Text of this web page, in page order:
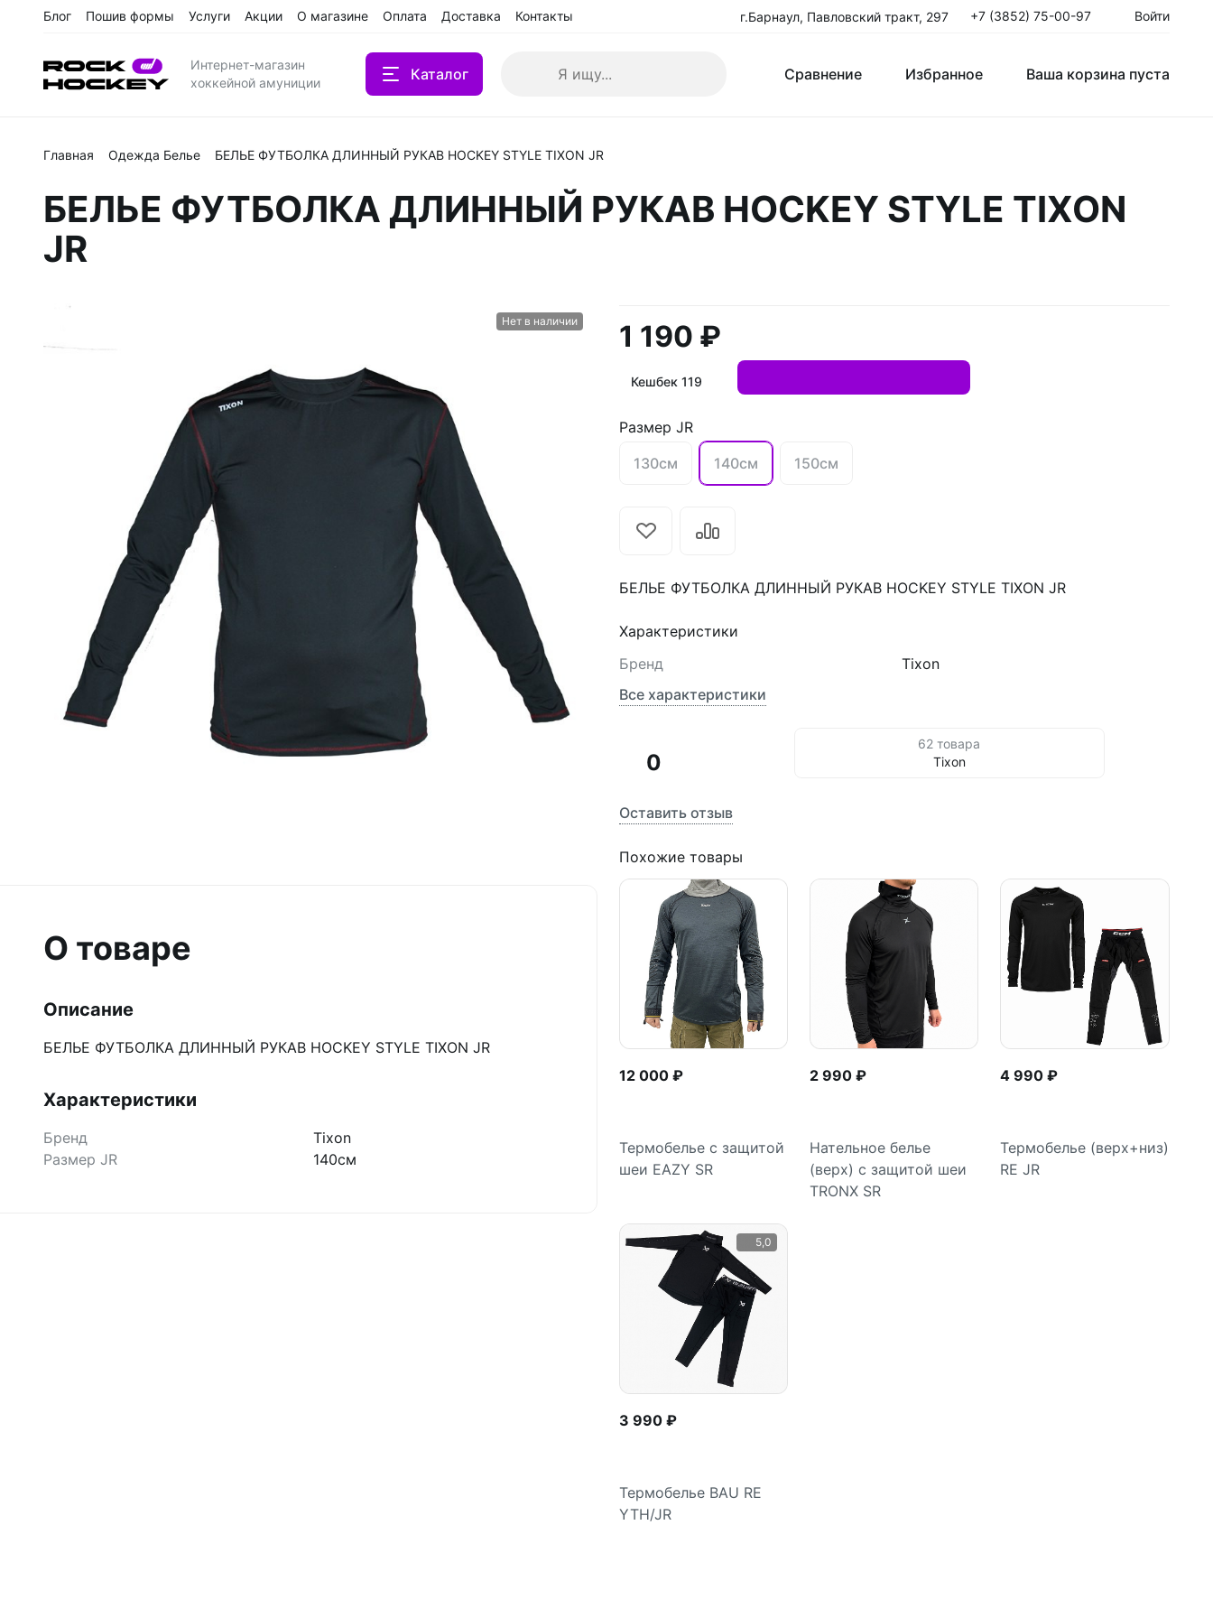
Блог Пошив формы Услуги Акции О магазине Оплата Доставка Контакты г.Барнаул, Павловский тракт, 297 +7 (3852) 75-00-97 Войти
Интернет-магазин
хоккейной амуниции
Каталог Сравнение Избранное Ваша корзина пуста
Вратарские клюшки
Клюшки БУ Клюшки переходные INT Крюки
Главная Одежда Белье БЕЛЬЕ ФУТБОЛКА ДЛИННЫЙ РУКАВ HOCKEY STYLE TIXON JR
БЕЛЬЕ ФУТБОЛКА ДЛИННЫЙ РУКАВ HOCKEY STYLE TIXON
JR
Нет в наличии 1 190 ₽
Кешбек 119
Размер JR
130см
140см 150см
БЕЛЬЕ ФУТБОЛКА ДЛИННЫЙ РУКАВ HOCKEY STYLE TIXON JR
Характеристики
Бренд
Tixon
Все характеристики
0
Оставить отзыв
62 товара
Tixon
Похожие товары
12 000 ₽
Термобелье с защитой
шеи EAZY SR
Подробнее
2 990 ₽
Нательное белье
(верх) с защитой шеи
TRONX SR
4 990 ₽
Термобелье (верх+низ)
RE JR
5,0
3 990 ₽
Термобелье BAU RE
YTH/JR
О товаре
Описание
БЕЛЬЕ ФУТБОЛКА ДЛИННЫЙ РУКАВ HOCKEY STYLE TIXON JR
Характеристики
Бренд
Tixon
Размер JR
140см